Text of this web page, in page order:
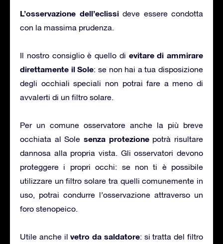
L’osservazione dell’eclissideve essere condotta
con la massima prudenza.
Il nostro consiglio è quello di evitare di ammirare
direttamente il Sole: se non hai a tua disposizione
degli occhiali speciali non potrai fare a meno di
avvalerti di un filtro solare.
Per un comune osservatore anche la più breve
occhiata al Sole senza protezionepotrà risultare
dannosa alla propria vista. Gli osservatori devono
proteggere i propri occhi: se non ti è possibile
utilizzare un filtro solare tra quelli comunemente in
uso, potrai condurre l’osservazione attraverso un
foro stenopeico.
Utile anche ilvetro da saldatore: si tratta del filtro